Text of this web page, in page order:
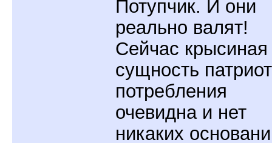
Потупчик. И они
реально валят!
Сейчас крысиная
сущность
потребления
очевидна и нет
никаких